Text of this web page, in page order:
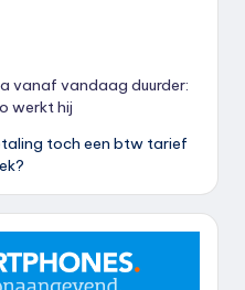
vanaf vandaag duurder:
werkt hij
toch een btw tarief